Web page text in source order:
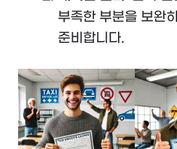
부족한 부분을 보완
준비합니다.